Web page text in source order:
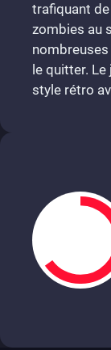
trafiquant
zombies au
le quitter.
style rétro